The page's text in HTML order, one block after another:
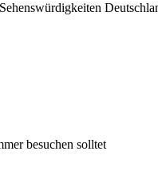
besuchen solltet